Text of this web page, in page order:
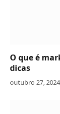
O que é
dicas
outubro 27, 2024